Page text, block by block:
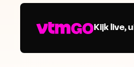
Kijk live,